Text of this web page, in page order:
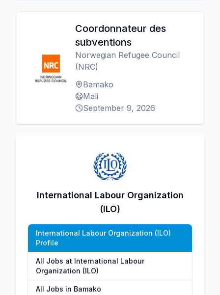
Coordonnateur des
subventions
Norwegian Refugee Council
(NRC)
Bamako
Mali
September 9, 2026
International Labour Organization
(ILO)
International Labour Organization (ILO)
Profile
All Jobs at International Labour
Organization (ILO)
All Jobs in Bamako